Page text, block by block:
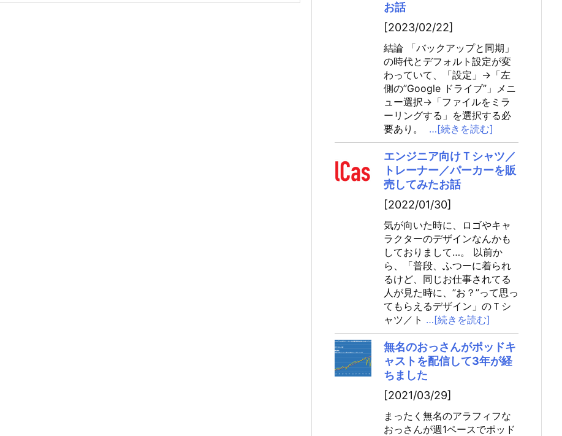
お話
[2023/02/22]
結論 「バックアップと同期」
の時代とデフォルト設定が変
わっていて、「設定」→「左
側の”Google ドライブ”」メニ
ュー選択→「ファイルをミラ
ーリングする」を選択する必
要あり。
…[続きを読む]
エンジニア向けＴシャツ／
トレーナー／パーカーを販
売してみたお話
[2022/01/30]
気が向いた時に、ロゴやキャ
ラクターのデザインなんかも
しておりまして…。 以前か
ら、「普段、ふつーに着られ
るけど、同じお仕事されてる
人が見た時に、”お？”って思っ
てもらえるデザイン」のＴシ
ャツ／ト …[続きを読む]
無名のおっさんがポッドキ
ャストを配信して3年が経
ちました
[2021/03/29]
まったく無名のアラフィフな
おっさんが週1ペースでポッド